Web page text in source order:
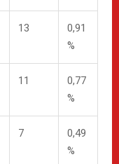
13
0,91
%
11
0,77
%
7
0,49
%